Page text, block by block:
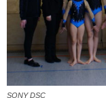
SONY DSC